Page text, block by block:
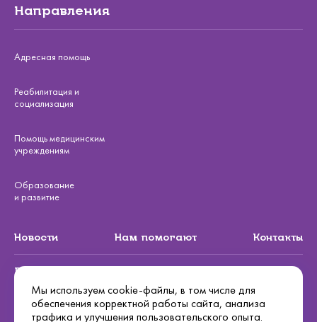
Мы используем cookie-файлы, в том числе для
обеспечения корректной работы сайта, анализа
трафика и улучшения пользовательского опыта.
Направления
Адресная помощь
Реабилитация и
социализация
Помощь медицинским
учреждениям
Образование
и развитие
Новости Нам помогают Контакты
Подписаться на рассылку
Подписаться